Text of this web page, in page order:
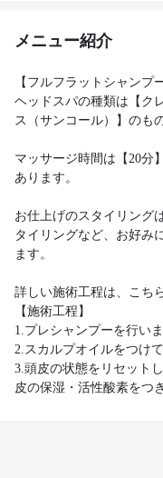
メニュー紹介
【フルフラットシャンプ
ヘッドスパの種類は【ク
ス（サンコール）】のも
マッサージ時間は【20分
あります。
お仕上げのスタイリング
タイリングなど、お好み
ます。
詳しい施術工程は、こち
【施術工程】
1.プレシャンプーを行いま
2.スカルプオイルをつけ
3.頭皮の状態をリセット
皮の保湿・活性酸素をつ